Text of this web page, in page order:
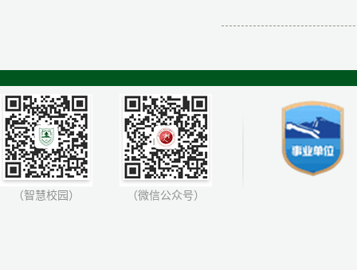
（智慧校园） （微信公众号）